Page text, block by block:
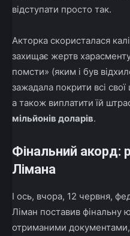
відступати просто так.
Акторка скористалася
захищає жертв харасменту
помсти» (яким і був
зажадала покрити всі свої
а також виплатити їй
мільйонів доларів.
Фінальний акорд:
Лімана
І ось, вчора, 12 червня,
Ліман поставив фінальну
отриманими документами,